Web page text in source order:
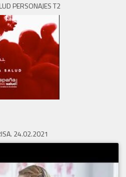
PERSONAJES T2
24.02.2021